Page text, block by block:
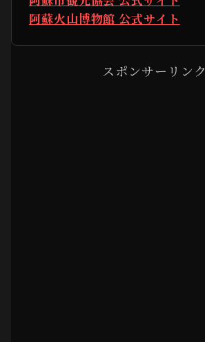
阿蘇火山博物館 公式サイト
スポンサーリンク